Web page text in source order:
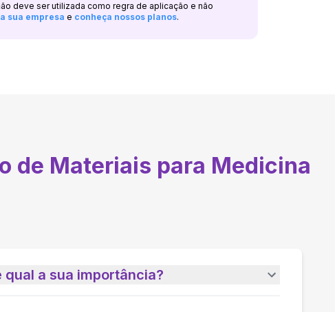
deve ser utilizada como regra de aplicação e não
sua empresa e conheça nossos planos.
de Materiais para Medicina
qual a sua importância?